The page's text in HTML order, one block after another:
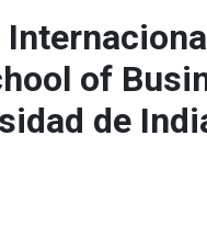
of
de